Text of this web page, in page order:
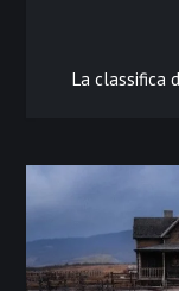
La classifica